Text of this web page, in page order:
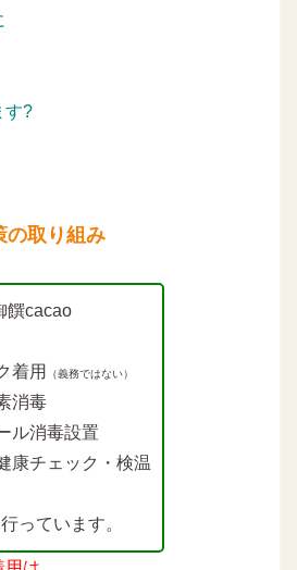
す?
の取り組み
饌cacao
着用
（義務ではない）
消毒
ル消毒設置
康チェック・検温
っています。